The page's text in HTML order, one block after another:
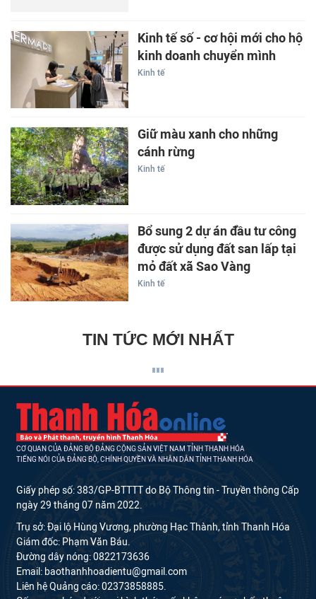
Kinh tế số - cơ hội mới cho hộ
kinh doanh chuyển mình
Kinh tế
Giữ màu xanh cho những
cánh rừng
Kinh tế
Bổ sung 2 dự án đầu tư công
được sử dụng đất san lấp tại
mỏ đất xã Sao Vàng
Kinh tế
TIN TỨC MỚI NHẤT
CƠ QUAN CỦA ĐẢNG BỘ ĐẢNG CỘNG SẢN VIỆT NAM TỈNH THANH HÓA
TIẾNG NÓI CỦA ĐẢNG BỘ, CHÍNH QUYỀN VÀ NHÂN DÂN TỈNH THANH HÓA
Giấy phép số: 383/GP-BTTTT do Bộ Thông tin - Truyền thông Cấp
ngày 29 tháng 07 năm 2022.
Trụ sở: Đại lộ Hùng Vương, phường Hạc Thành, tỉnh Thanh Hóa
Giám đốc: Phạm Văn Báu.
Đường dây nóng: 0822173636
Email: baothanhhoadientu@gmail.com
Liên hệ Quảng cáo: 02373858885.